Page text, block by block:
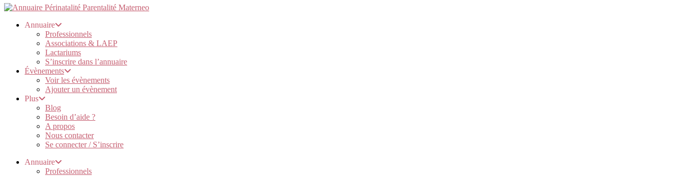
Annuaire
Professionnels
Associations & LAEP
Lactariums
S’inscrire dans l’annuaire
Évènements
Voir les évènements
Ajouter un évènement
Plus
Blog
Besoin d’aide ?
A propos
Nous contacter
Se connecter / S’inscrire
Annuaire
Professionnels